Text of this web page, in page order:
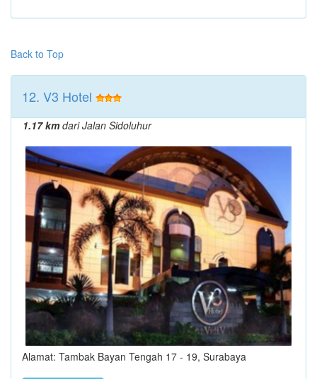
Back to Top
12. V3 Hotel
1.17 kmdari Jalan Sidoluhur
Alamat: Tambak Bayan Tengah 17 - 19, Surabaya